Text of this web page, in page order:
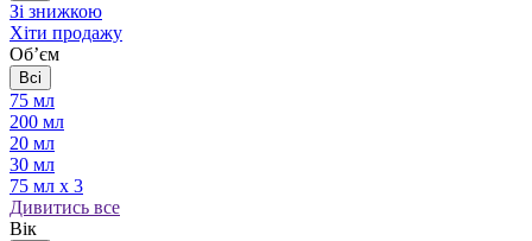
Зі знижкою
Хіти продажу
Обʼєм
Всі
75 мл
200 мл
20 мл
30 мл
75 мл х 3
Дивитись все
Вік